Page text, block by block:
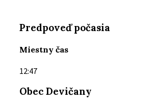
Predpoveď počasia
Miestny čas
12:47
Obec Devičany